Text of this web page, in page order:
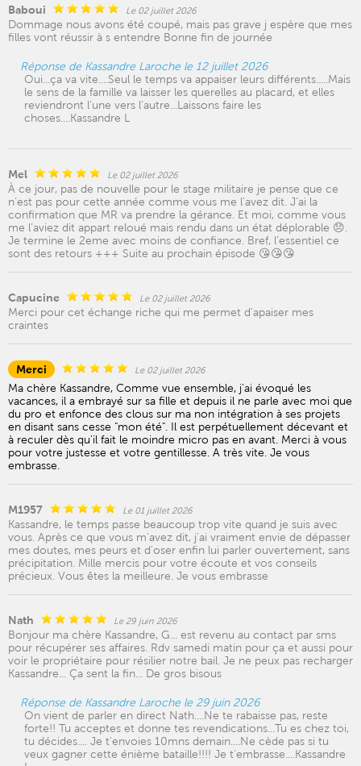
Baboui Le 02 juillet 2026
Dommage nous avons été coupé, mais pas grave j espère que mes
filles vont réussir à s entendre Bonne fin de journée
Réponse de Kassandre Laroche le 12 juillet 2026
Oui...ça va vite....Seul le temps va appaiser leurs différents.....Mais
le sens de la famille va laisser les querelles au placard, et elles
reviendront l'une vers l'autre...Laissons faire les
choses....Kassandre L
Mel Le 02 juillet 2026
À ce jour, pas de nouvelle pour le stage militaire je pense que ce
n’est pas pour cette année comme vous me l’avez dit. J’ai la
confirmation que MR va prendre la gérance. Et moi, comme vous
me l’aviez dit appart reloué mais rendu dans un état déplorable 😞.
Je termine le 2eme avec moins de confiance. Bref, l’essentiel ce
sont des retours +++ Suite au prochain épisode 😘😘😘
Capucine Le 02 juillet 2026
Merci pour cet échange riche qui me permet d'apaiser mes
craintes
Merci Le 02 juillet 2026
Ma chère Kassandre, Comme vue ensemble, j'ai évoqué les
vacances, il a embrayé sur sa fille et depuis il ne parle avec moi que
du pro et enfonce des clous sur ma non intégration à ses projets
en disant sans cesse "mon été". Il est perpétuellement décevant et
à reculer dès qu'il fait le moindre micro pas en avant. Merci à vous
pour votre justesse et votre gentillesse. A très vite. Je vous
embrasse.
M1957 Le 01 juillet 2026
Kassandre, le temps passe beaucoup trop vite quand je suis avec
vous. Après ce que vous m'avez dit, j'ai vraiment envie de dépasser
mes doutes, mes peurs et d'oser enfin lui parler ouvertement, sans
précipitation. Mille mercis pour votre écoute et vos conseils
précieux. Vous êtes la meilleure. Je vous embrasse
Nath Le 29 juin 2026
Bonjour ma chère Kassandre, G... est revenu au contact par sms
pour récupérer ses affaires. Rdv samedi matin pour ça et aussi pour
voir le propriétaire pour résilier notre bail. Je ne peux pas recharger
Kassandre... Ça sent la fin... De gros bisous
Réponse de Kassandre Laroche le 29 juin 2026
On vient de parler en direct Nath....Ne te rabaisse pas, reste
forte!! Tu acceptes et donne tes revendications...Tu es chez toi,
tu décides.... Je t'envoies 10mns demain....Ne cède pas si tu
veux gagner cette énième bataille!!!! Je t'embrasse....Kassandre